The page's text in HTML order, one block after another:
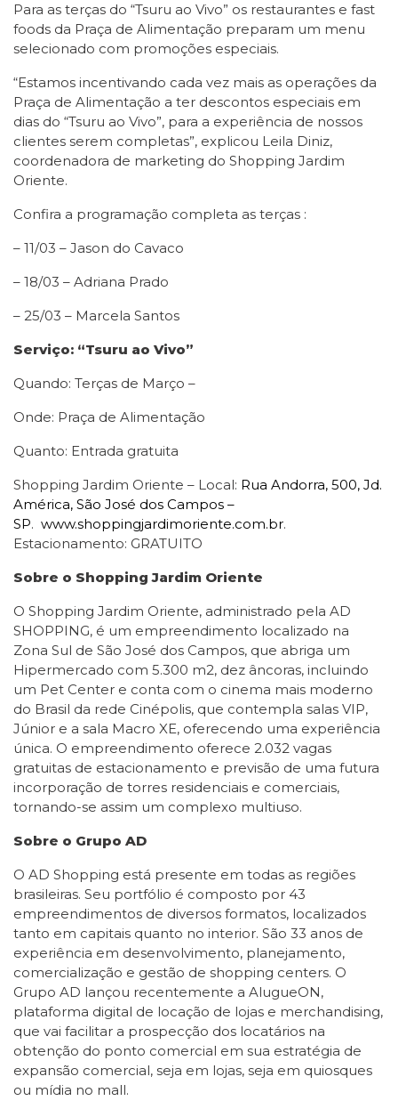
Para as terças do “Tsuru ao Vivo” os restaurantes e fast
foods da Praça de Alimentação preparam um menu
selecionado com promoções especiais.
“Estamos incentivando cada vez mais as operações da
Praça de Alimentação a ter descontos especiais em
dias do “Tsuru ao Vivo”, para a experiência de nossos
clientes serem completas”, explicou Leila Diniz,
coordenadora de marketing do Shopping Jardim
Oriente.
Confira a programação completa as terças :
– 11/03 – Jason do Cavaco
– 18/03 – Adriana Prado
– 25/03 – Marcela Santos
Serviço: “Tsuru ao Vivo”
Quando: Terças de Março –
Onde: Praça de Alimentação
Quanto: Entrada gratuita
Shopping Jardim Oriente – Local: Rua Andorra, 500, Jd.
América, São José dos Campos –
SP. www.shoppingjardimoriente.com.br.
Estacionamento: GRATUITO
Sobre o Shopping Jardim Oriente
O Shopping Jardim Oriente, administrado pela AD
SHOPPING, é um empreendimento localizado na
Zona Sul de São José dos Campos, que abriga um
Hipermercado com 5.300 m2, dez âncoras, incluindo
um Pet Center e conta com o cinema mais moderno
do Brasil da rede Cinépolis, que contempla salas VIP,
Júnior e a sala Macro XE, oferecendo uma experiência
única. O empreendimento oferece 2.032 vagas
gratuitas de estacionamento e previsão de uma futura
incorporação de torres residenciais e comerciais,
tornando-se assim um complexo multiuso.
Sobre o Grupo AD
O AD Shopping está presente em todas as regiões
brasileiras. Seu portfólio é composto por 43
empreendimentos de diversos formatos, localizados
tanto em capitais quanto no interior. São 33 anos de
experiência em desenvolvimento, planejamento,
comercialização e gestão de shopping centers. O
Grupo AD lançou recentemente a AlugueON,
plataforma digital de locação de lojas e merchandising,
que vai facilitar a prospecção dos locatários na
obtenção do ponto comercial em sua estratégia de
expansão comercial, seja em lojas, seja em quiosques
ou mídia no mall.